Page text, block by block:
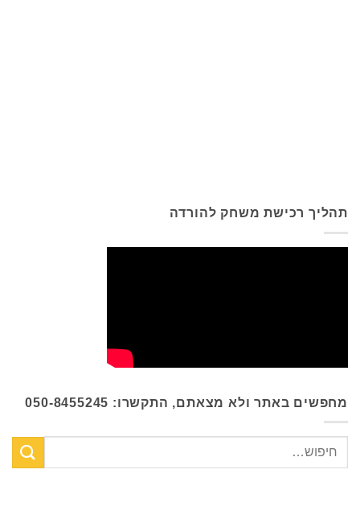
תהליך רכישת משחק להורדה
מחפשים באתר ולא מצאתם, התקשרו: 050-8455245